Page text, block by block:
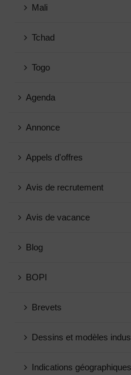
Mali
Tchad
Togo
Agenda
Annonce
Appels d'offres
Avis de recrutement
Avis de vacance
Blog
BOPI
Brevets
Dessins et modèles
Indications géographiques